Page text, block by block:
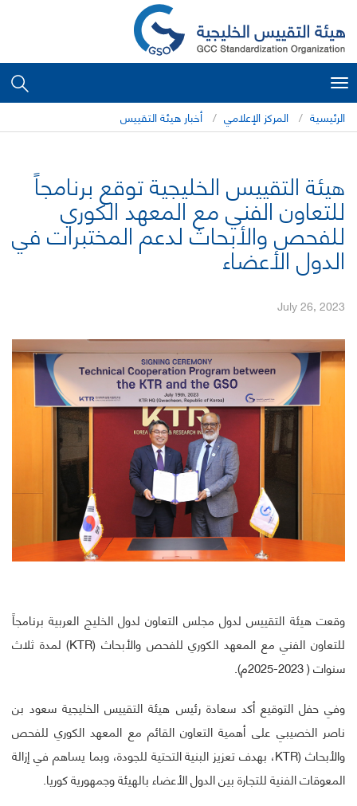
Toggle
navigation
الرئيسية المركز الإعلامي أخبار هيئة التقييس
هيئة التقييس الخليجية توقع برنامجاً
للتعاون الفني مع المعهد الكوري
للفحص والأبحاث لدعم المختبرات في
الدول الأعضاء
July 26, 2023
وقعت هيئة التقييس لدول مجلس التعاون لدول الخليج العربية برنامجاً
للتعاون الفني مع المعهد الكوري للفحص والأبحاث (KTR) لمدة ثلاث
سنوات ( 2023-2025م).
وفي حفل التوقيع أكد سعادة رئيس هيئة التقييس الخليجية سعود بن
ناصر الخصيبي على أهمية التعاون القائم مع المعهد الكوري للفحص
والأبحاث (KTR، بهدف تعزيز البنية التحتية للجودة، وبما يساهم في إزالة
المعوقات الفنية للتجارة بين الدول الأعضاء بالهيئة وجمهورية كوريا.